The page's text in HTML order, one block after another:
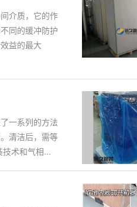
介质，它的作
同的缓冲防护
益的最大
一系列的方法
清洁后，需等
术和气相...